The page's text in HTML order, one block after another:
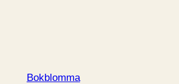
Bokblomma